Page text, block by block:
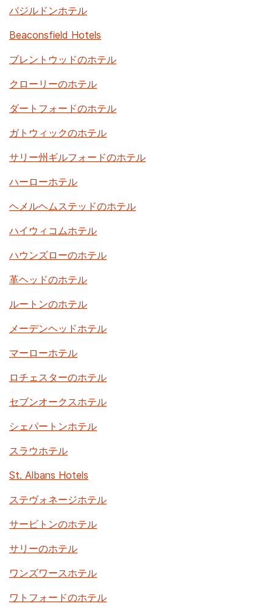
バジルドンホテル
Beaconsfield Hotels
ブレントウッドのホテル
クローリーのホテル
ダートフォードのホテル
ガトウィックのホテル
サリー州ギ​​ルフォードのホテル
ハーローホテル
ヘメルヘムステッドのホテル
ハイウィコムホテル
ハウンズローのホテル
革ヘッドのホテル
ルートンのホテル
メーデンヘッドホテル
マーローホテル
ロチェスターのホテル
セブンオークスホテル
シェパートンホテル
スラウホテル
St. Albans Hotels
ステヴォネージホテル
サービトンのホテル
サリーのホテル
ワンズワースホテル
ワトフォードのホテル